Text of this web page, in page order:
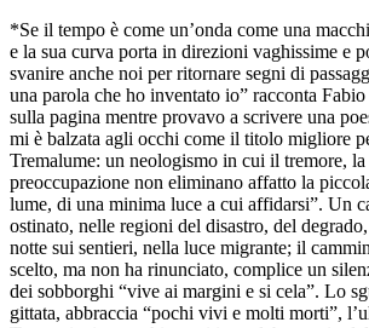
*Se il tempo è come un’onda come una
e la sua curva porta in direzioni vaghissime e
svanire anche noi per ritornare segni di
una parola che ho inventato io” racconta Fabio
sulla pagina mentre provavo a scrivere una
mi è balzata agli occhi come il titolo migliore
Tremalume: un neologismo in cui il tremore, la
preoccupazione non eliminano affatto la
lume, di una minima luce a cui affidarsi”. Un
ostinato, nelle regioni del disastro, del
notte sui sentieri, nella luce migrante; il
scelto, ma non ha rinunciato, complice un
dei sobborghi “vive ai margini e si cela”. Lo
gittata, abbraccia “pochi vivi e molti morti”,